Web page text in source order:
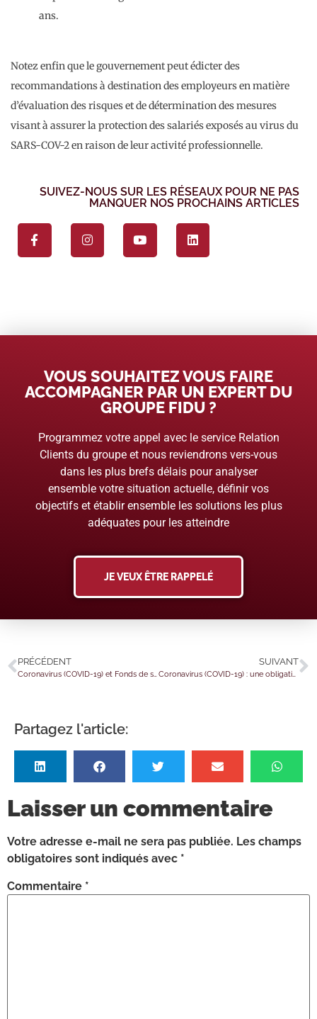
ans.
Notez enfin que le gouvernement peut édicter des
recommandations à destination des employeurs en matière
d’évaluation des risques et de détermination des mesures
visant à assurer la protection des salariés exposés au virus du
SARS-COV-2 en raison de leur activité professionnelle.
SUIVEZ-NOUS SUR LES RÉSEAUX POUR NE PAS
MANQUER NOS PROCHAINS ARTICLES
VOUS SOUHAITEZ VOUS FAIRE
ACCOMPAGNER PAR UN EXPERT DU
GROUPE FIDU ?
Programmez votre appel avec le service Relation
Clients du groupe et nous reviendrons vers-vous
dans les plus brefs délais pour analyser
ensemble votre situation actuelle, définir vos
objectifs et établir ensemble les solutions les plus
adéquates pour les atteindre
JE VEUX ÊTRE RAPPELÉ
PRÉCÉDENT
Coronavirus (COVID-19) et Fonds de solidarité : le formulaire de l’aide du mois de juin 2021 est en ligne !
SUIVANT
Coronavirus (COVID-19) : une obligation vaccinale pour certains salariés ?
Partagez l'article:
Laisser un commentaire
Votre adresse e-mail ne sera pas publiée. Les champs
obligatoires sont indiqués avec *
Commentaire *